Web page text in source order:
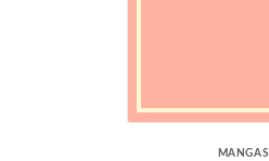
MANGAS